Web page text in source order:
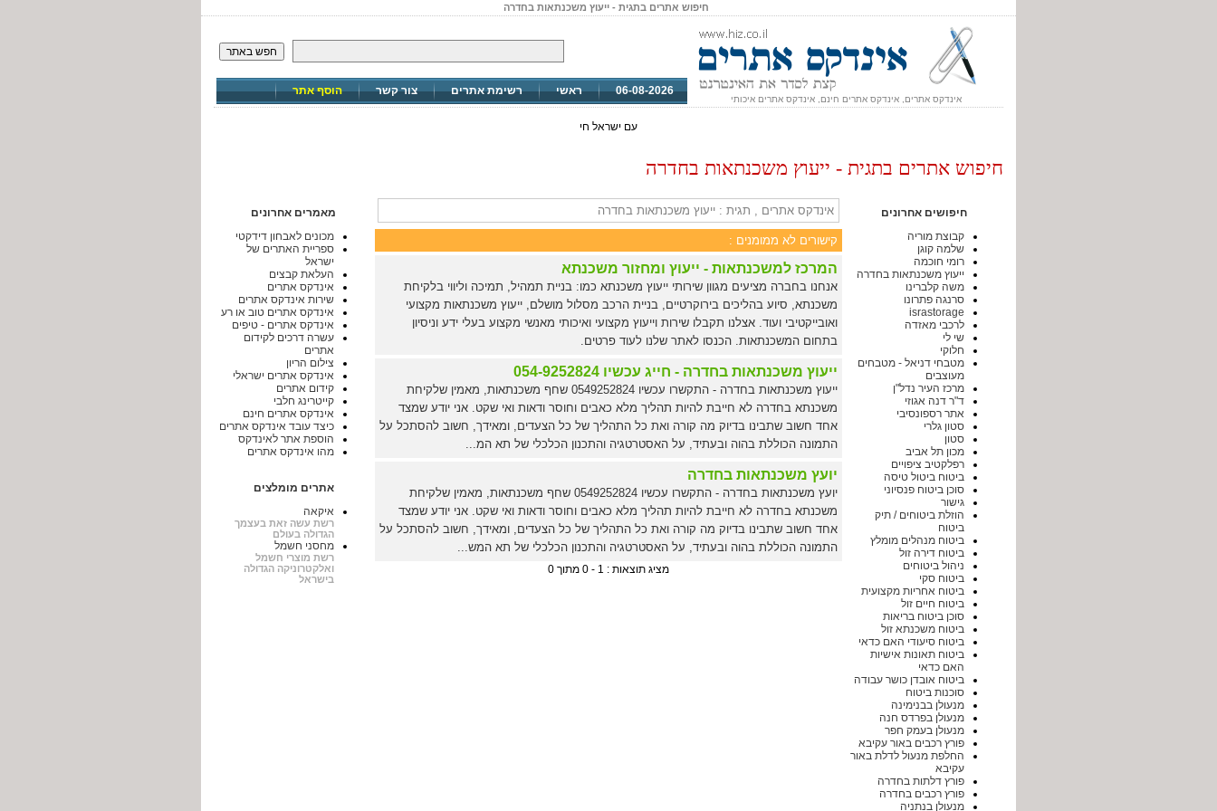
חיפוש אתרים בתגית - ייעוץ משכנתאות בחדרה
אינדקס אתרים, אינדקס אתרים חינם, אינדקס אתרים איכותי
חפש באתר
06-08-2026 ראשי רשימת אתרים צור קשר הוסף אתר
עם ישראל חי
חיפוש אתרים בתגית - ייעוץ משכנתאות בחדרה
חיפושים אחרונים
קבוצת מוריה
שלמה קוגן
רומי חוכמה
ייעוץ משכנתאות בחדרה
משה קלברינו
סרנגה פתרונו
israstorage
לרכבי מאזדה
שי לי
חלוקי
מטבחי דניאל - מטבחים
מעוצבים
מרכז העיר נדל"ן
ד"ר דנה אגוזי
אתר רספונסיבי
סטון גלרי
סטון
מכון תל אביב
רפלקטיב ציפויים
ביטוח ביטול טיסה
סוכן ביטוח פנסיוני
גישור
הוזלת ביטוחים / תיק
ביטוח
ביטוח מנהלים מומלץ
ביטוח דירה זול
ניהול ביטוחים
ביטוח סקי
ביטוח אחריות מקצועית
ביטוח חיים זול
סוכן ביטוח בריאות
ביטוח משכנתא זול
ביטוח סיעודי האם כדאי
ביטוח תאונות אישיות
האם כדאי
ביטוח אובדן כושר עבודה
סוכנות ביטוח
מנעולן בבנימינה
מנעולן בפרדס חנה
מנעולן בעמק חפר
פורץ רכבים באור עקיבא
החלפת מנעול לדלת באור
עקיבא
פורץ דלתות בחדרה
פורץ רכבים בחדרה
מנעולן בנתניה
אינדקס אתרים , תגית : ייעוץ משכנתאות בחדרה
קישורים לא ממומנים :
המרכז למשכנתאות - ייעוץ ומחזור משכנתא
אנחנו בחברה מציעים מגוון שירותי ייעוץ משכנתא כמו: בניית תמהיל, תמיכה וליווי בלקיחת
משכנתא, סיוע בהליכים בירוקרטיים, בניית הרכב מסלול מושלם, ייעוץ משכנתאות מקצועי
ואובייקטיבי ועוד. אצלנו תקבלו שירות וייעוץ מקצועי ואיכותי מאנשי מקצוע בעלי ידע וניסיון
בתחום המשכנתאות. הכנסו לאתר שלנו לעוד פרטים.
ייעוץ משכנתאות בחדרה - חייג עכשיו 054-9252824
ייעוץ משכנתאות בחדרה - התקשרו עכשיו 0549252824 שחף משכנתאות, מאמין שלקיחת
משכנתא בחדרה לא חייבת להיות תהליך מלא כאבים וחוסר ודאות ואי שקט. אני יודע שמצד
אחד חשוב שתבינו בדיוק מה קורה ואת כל התהליך של כל הצעדים, ומאידך, חשוב להסתכל על
התמונה הכוללת בהוה ובעתיד, על האסטרטגיה והתכנון הכלכלי של תא המ...
יועץ משכנתאות בחדרה
יועץ משכנתאות בחדרה - התקשרו עכשיו 0549252824 שחף משכנתאות, מאמין שלקיחת
משכנתא בחדרה לא חייבת להיות תהליך מלא כאבים וחוסר ודאות ואי שקט. אני יודע שמצד
אחד חשוב שתבינו בדיוק מה קורה ואת כל התהליך של כל הצעדים, ומאידך, חשוב להסתכל על
התמונה הכוללת בהוה ובעתיד, על האסטרטגיה והתכנון הכלכלי של תא המש...
מציג תוצאות : 1 - 0 מתוך 0
מאמרים אחרונים
מכונים לאבחון דידקטי
ספריית האתרים של
ישראל
העלאת קבצים
אינדקס אתרים
שירות אינדקס אתרים
אינדקס אתרים טוב או רע
אינדקס אתרים - טיפים
עשרה דרכים לקידום
אתרים
צילום הריון
אינדקס אתרים ישראלי
קידום אתרים
קייטרינג חלבי
אינדקס אתרים חינם
כיצד עובד אינדקס אתרים
הוספת אתר לאינדקס
מהו אינדקס אתרים
אתרים מומלצים
איקאה
רשת עשה זאת בעצמך
הגדולה בעולם
מחסני חשמל
רשת מוצרי חשמל
ואלקטרוניקה הגדולה
בישראל